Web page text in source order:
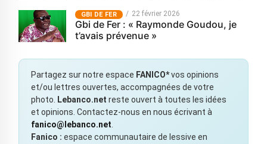
GBI DE FER 22 février 2026
Gbi de Fer : « Raymonde Goudou, je
t’avais prévenue »
Partagez sur notre espace FANICO*vos opinions
et/ou lettres ouvertes, accompagnées de votre
photo.
Lebanco.net reste ouvert à toutes les idées
et opinions. Contactez-nous en nous écrivant à
fanico@lebanco.net
Fanico : espace communautaire de lessive en